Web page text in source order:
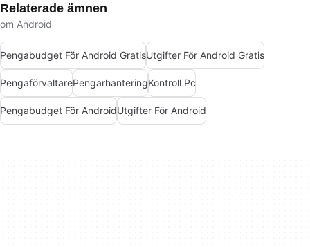
Relaterade ämnen
om Android
Pengabudget För Android GratisUtgifter För Android Gratis
PengaförvaltarePengarhanteringKontroll Pc
Pengabudget För AndroidUtgifter För Android